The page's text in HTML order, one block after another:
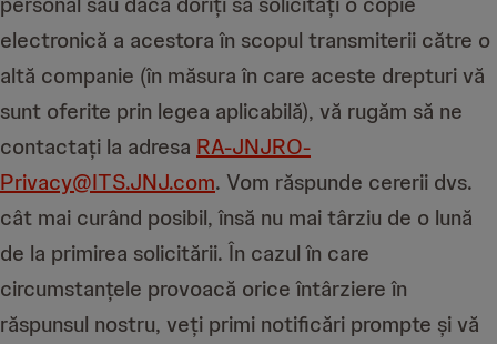
electronică a acestora în scopul transmiterii către o
altă companie (în măsura în care aceste drepturi vă
sunt oferite prin legea aplicabilă), vă rugăm să ne
contactați la adresa RA-JNJRO-
Privacy@ITS.JNJ.com. Vom răspunde cererii dvs.
cât mai curând posibil, însă nu mai târziu de o lună
de la primirea solicitării. În cazul în care
circumstanțele provoacă orice întârziere în
răspunsul nostru, veți primi notificări prompte și vă